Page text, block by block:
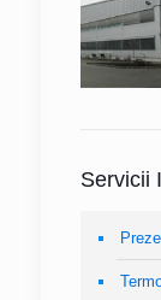
Servicii